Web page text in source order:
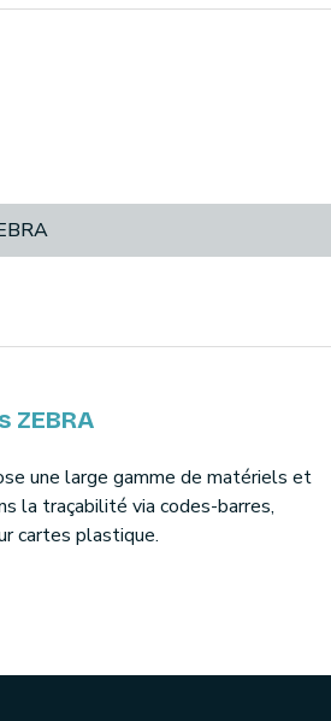
ZEBRA
une large gamme de matériels et
la traçabilité via codes-barres,
cartes plastique.